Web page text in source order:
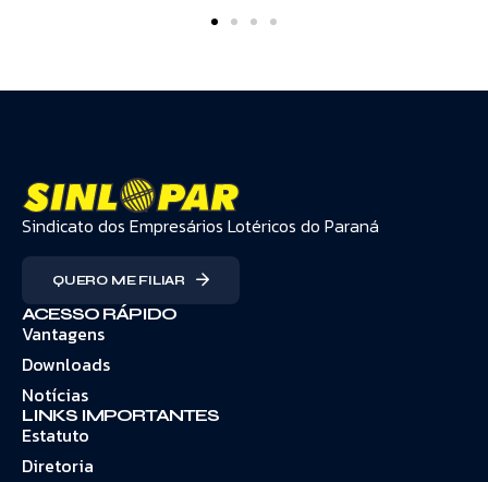
Sindicato dos Empresários Lotéricos do Paraná
QUERO ME FILIAR
ACESSO RÁPIDO
Vantagens
Downloads
Notícias
LINKS IMPORTANTES
Estatuto
Diretoria